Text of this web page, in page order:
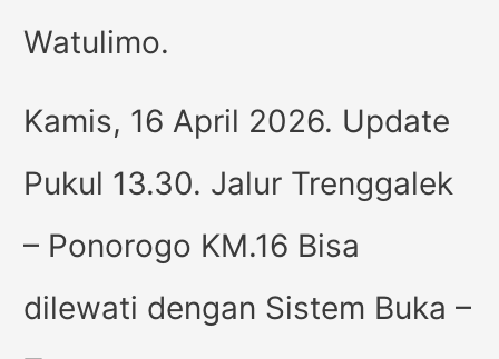
Watulimo.
Kamis, 16 April 2026. Update
Pukul 13.30. Jalur Trenggalek
– Ponorogo KM.16 Bisa
dilewati dengan Sistem Buka –